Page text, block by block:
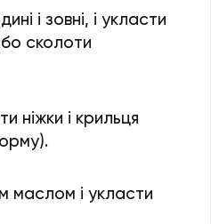
і зовні, і укласти
сколоти
ніжки і крильця
маслом і укласти